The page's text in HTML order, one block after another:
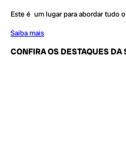
Este é um lugar para abordar tudo
Saiba mais
CONFIRA OS DESTAQUES DA